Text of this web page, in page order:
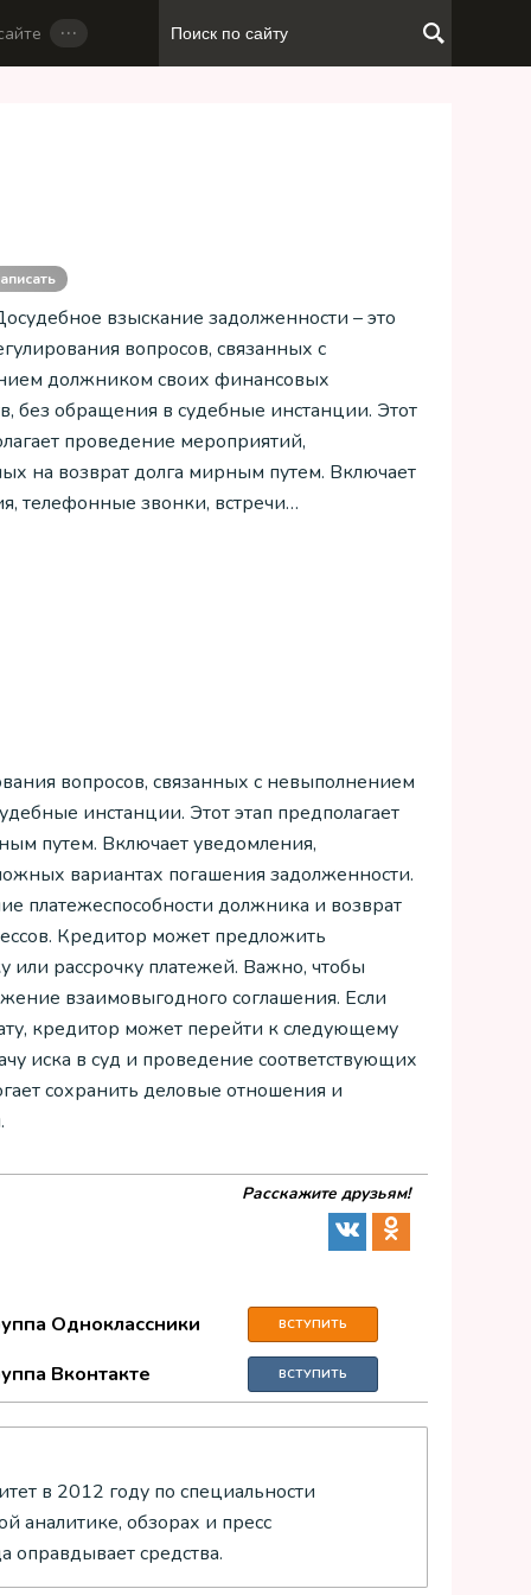
…
взыскание задолженности – это
вопросов, связанных с
должником своих финансовых
без обращения в судебные инстанции. Этот
проведение мероприятий,
на возврат долга мирным путем. Включает
телефонные звонки, встречи…
вопросов, связанных с невыполнением
инстанции. Этот этап предполагает
путем. Включает уведомления,
вариантах погашения задолженности.
платежеспособности должника и возврат
Кредитор может предложить
или рассрочку платежей. Важно, чтобы
взаимовыгодного соглашения. Если
кредитор может перейти к следующему
иска в суд и проведение соответствующих
сохранить деловые отношения и
Расскажите друзьям!
Одноклассники ВСТУПИТЬ
Вконтакте ВСТУПИТЬ
в 2012 году по специальности
аналитике, обзорах и пресс
оправдывает средства.